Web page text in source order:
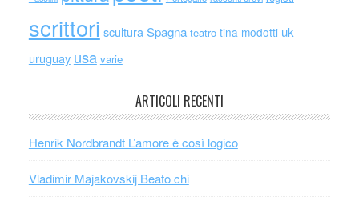
scrittori sculturaSpagna teatro tina modotti uk
uruguay usa varie
ARTICOLI RECENTI
Henrik Nordbrandt L’amore è così logico
Vladimir Majakovskij Beato chi